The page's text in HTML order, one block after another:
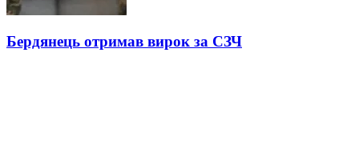
Бердянець отримав вирок за СЗЧ